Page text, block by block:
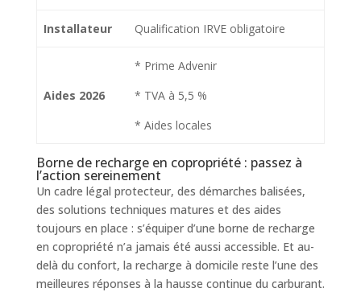
Installateur Qualification IRVE obligatoire
Aides 2026
* Prime Advenir
* TVA à 5,5 %
* Aides locales
Borne de recharge en copropriété : passez à
l’action sereinement
Un cadre légal protecteur, des démarches balisées,
des solutions techniques matures et des aides
toujours en place : s’équiper d’une borne de recharge
en copropriété n’a jamais été aussi accessible. Et au-
delà du confort, la recharge à domicile reste l’une des
meilleures réponses à la hausse continue du carburant.